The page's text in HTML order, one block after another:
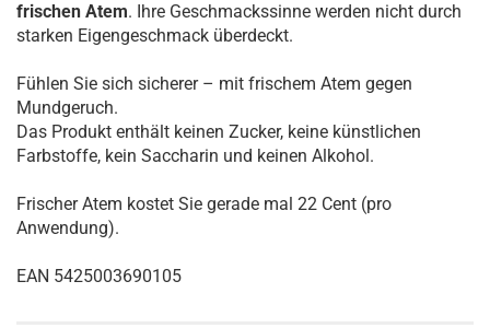
frischen Atem. Ihre Geschmackssinne werden nicht durch
starken Eigengeschmack überdeckt.
Fühlen Sie sich sicherer – mit frischem Atem gegen
Mundgeruch.
Das Produkt enthält keinen Zucker, keine künstlichen
Farbstoffe, kein Saccharin und keinen Alkohol.
Frischer Atem kostet Sie gerade mal 22 Cent (pro
Anwendung).
EAN 5425003690105